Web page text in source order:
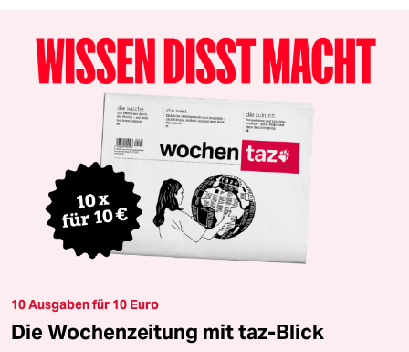
10 Ausgaben für 10 Euro
Die Wochenzeitung mit taz-Blick